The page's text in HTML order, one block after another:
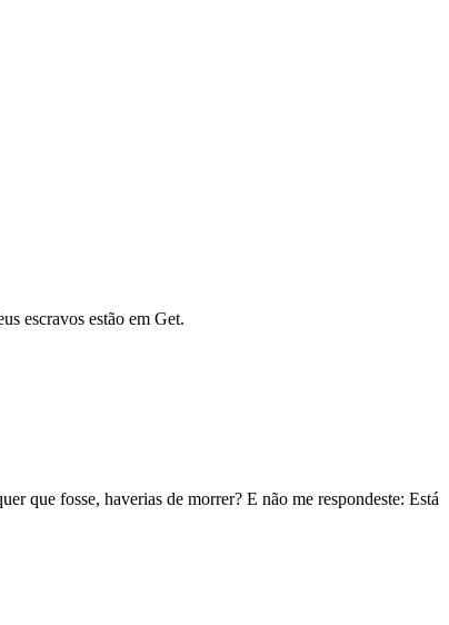
escravos estão em Get.
que fosse, haverias de morrer? E não me respondeste: Está